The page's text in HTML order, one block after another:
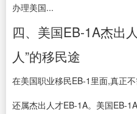
办理美国...
四、美国EB-1A杰出
人”的移民途
在美国职业移民EB-1里面,真正
还属杰出人才EB-1A。美国EB-